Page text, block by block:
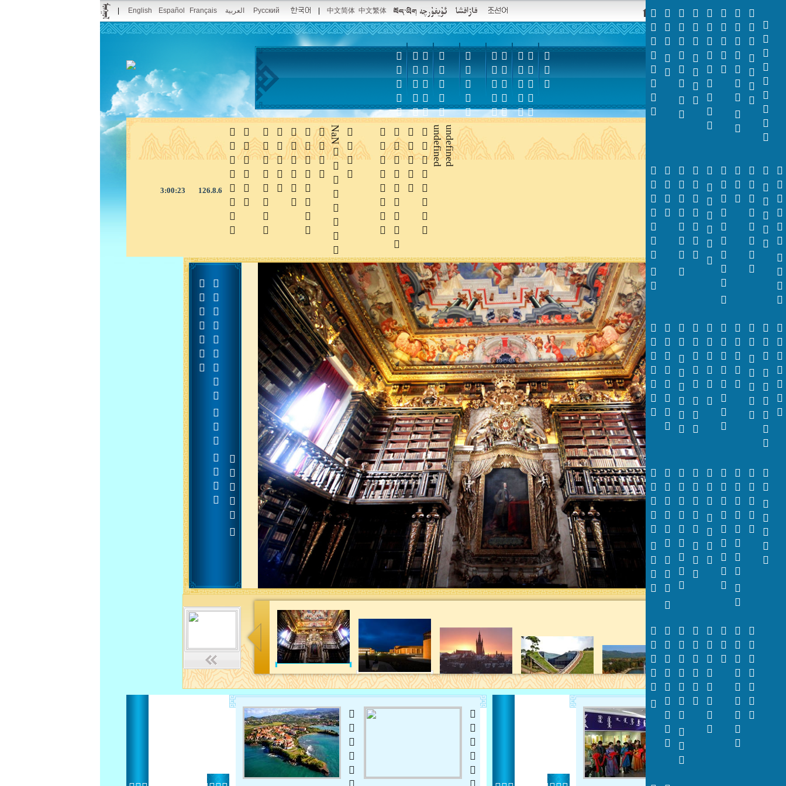
English Español Français العربية Русский 中文简体 中文繁体

 
  
 

3:00:24 126.8.6 
 
NaN




 undefined
undefined





























































































































































































































































































































































